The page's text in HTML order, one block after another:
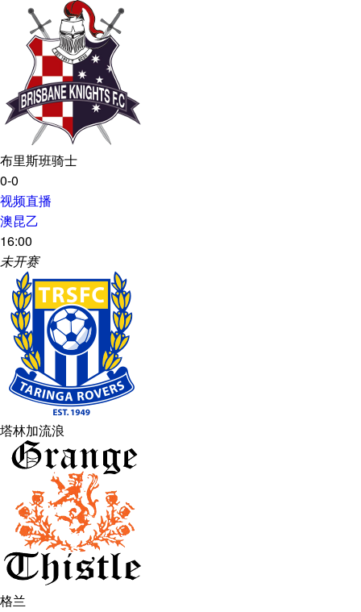
布里斯班骑士
0-0
视频直播
澳昆乙
16:00
未开赛
塔林加流浪
格兰